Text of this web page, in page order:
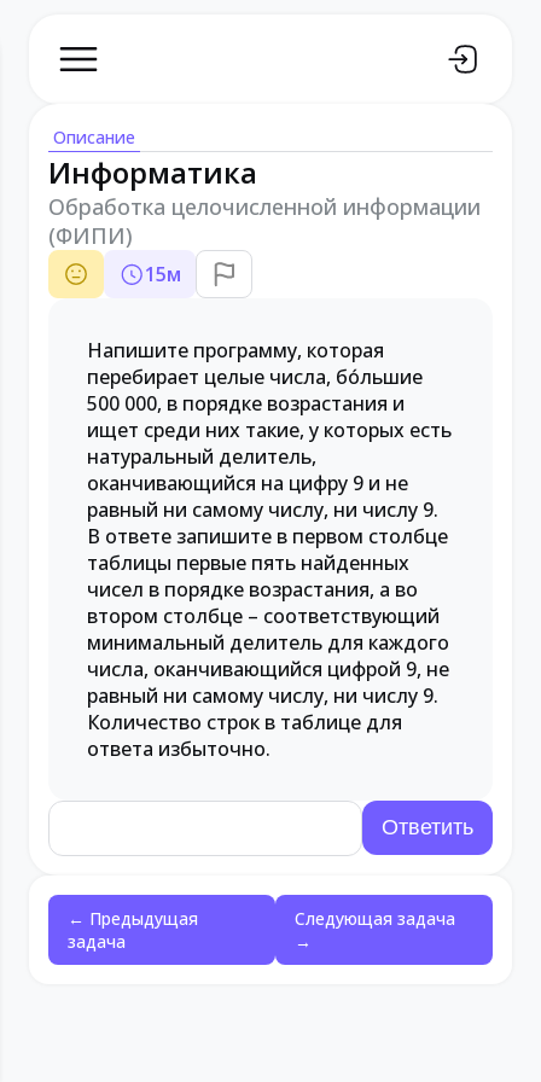
Описание
Информатика
Обработка целочисленной информации
(ФИПИ)
15м
Напишите программу, которая
перебирает целые числа, бо́льшие
500 000, в порядке возрастания и
ищет среди них такие, у которых есть
натуральный делитель,
оканчивающийся на цифру 9 и не
равный ни самому числу, ни числу 9.
В ответе запишите в первом столбце
таблицы первые пять найденных
чисел в порядке возрастания, а во
втором столбце – соответствующий
минимальный делитель для каждого
числа, оканчивающийся цифрой 9, не
равный ни самому числу, ни числу 9.
Количество строк в таблице для
ответа избыточно.
← Предыдущая
задача
Следующая задача
→